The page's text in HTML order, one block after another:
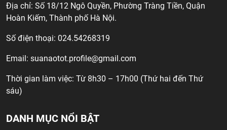
Địa chỉ: Số 18/12 Ngô Quyền, Phường Tràng Tiền, Quận
Hoàn Kiếm, Thành phố Hà Nội.
Số điện thoại: 024.54268319
Email: suanaotot.profile@gmail.com
Thời gian làm việc: Từ 8h30 – 17h00 (Thứ hai đến Thứ
sáu)
DANH MỤC NỔI BẬT